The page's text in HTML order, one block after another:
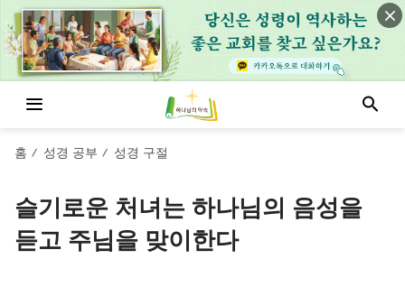
홈 / 성경 공부 / 성경 구절
슬기로운 처녀는 하나님의 음성을
듣고 주님을 맞이한다